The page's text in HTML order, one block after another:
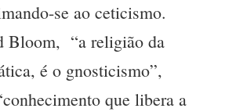
se ao ceticismo.
Bloom, “a religião da
é o gnosticismo”,
que libera a